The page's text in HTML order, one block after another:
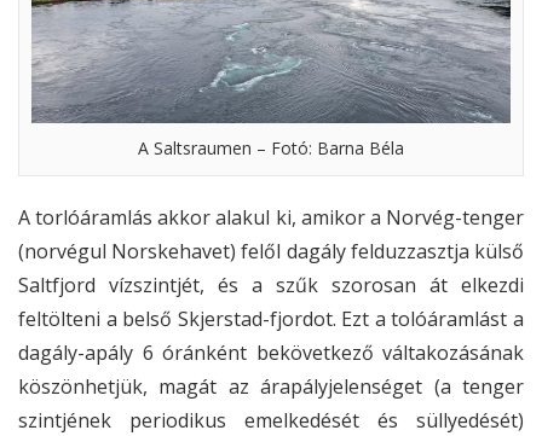
A Saltsraumen – Fotó: Barna Béla
A torlóáramlás akkor alakul ki, amikor a Norvég-tenger
(norvégul Norskehavet) felől dagály felduzzasztja külső
Saltfjord vízszintjét, és a szűk szorosan át elkezdi
feltölteni a belső Skjerstad-fjordot. Ezt a tolóáramlást a
dagály-apály 6 óránként bekövetkező váltakozásának
köszönhetjük, magát az árapályjelenséget (a tenger
szintjének periodikus emelkedését és süllyedését)